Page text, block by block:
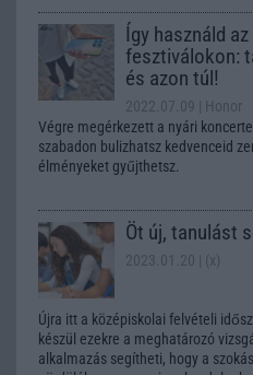
Így használd
fesztiválokon:
és azon túl!
2022.07.09
| Honor
Végre megérkezett a nyári
szabadon bulizhatsz kedvenceid
élményeket gyűjthetsz.
Öt új, tanulást
2023.01.20 | (x)
Újra itt a középiskolai felvételi
készül ezekre a meghatározó
alkalmazás segítheti, hogy a